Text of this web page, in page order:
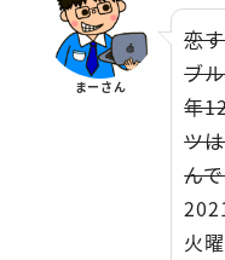
まーさん
恋
ブ
年
ツ
ん
火